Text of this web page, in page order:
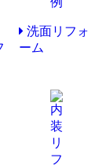
洗面リフォ
ーム